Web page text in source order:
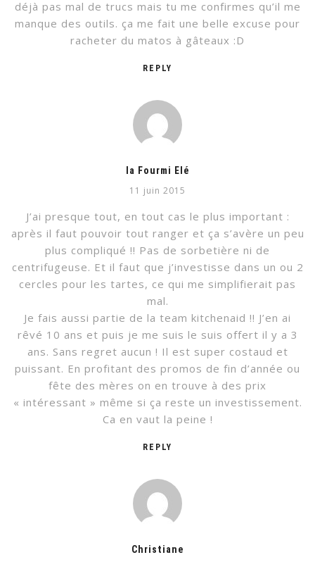
REPLY
déjà pas mal de trucs mais tu me confirmes qu’il me
manque des outils. ça me fait une belle excuse pour
racheter du matos à gâteaux :D
la Fourmi Elé
11 juin 2015
REPLY
J’ai presque tout, en tout cas le plus important :
après il faut pouvoir tout ranger et ça s’avère un peu
plus compliqué !! Pas de sorbetière ni de
centrifugeuse. Et il faut que j’investisse dans un ou 2
cercles pour les tartes, ce qui me simplifierait pas
mal.
Je fais aussi partie de la team kitchenaid !! J’en ai
rêvé 10 ans et puis je me suis le suis offert il y a 3
ans. Sans regret aucun ! Il est super costaud et
puissant. En profitant des promos de fin d’année ou
fête des mères on en trouve à des prix
« intéressant » même si ça reste un investissement.
Ca en vaut la peine !
Christiane